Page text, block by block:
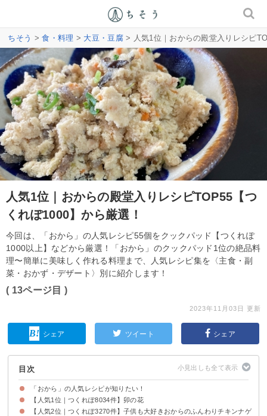
ちそう >食・料理 > 大豆・豆腐> 人気1位｜おからの殿堂入りレシピ
人気1位｜おからの殿堂入りレシピTOP55【つ
くれぽ1000】から厳選！
今回は、「おから」の人気レシピ55個をクックパッド【つくれぽ
1000以上】などから厳選！「おから」のクックパッド1位の絶品料
理〜簡単に美味しく作れる料理まで、人気レシピ集を〈主食・副
菜・おかず・デザート〉別に紹介します！
( 13ページ目 )
2023年11月03日 更新
シェア ツイート シェア
目次
「おから」の人気レシピが知りたい！
【人気1位｜つくれぽ8034件】卯の花
【人気2位｜つくれぽ3270件】子供も大好きおからのふんわりチキンナゲ